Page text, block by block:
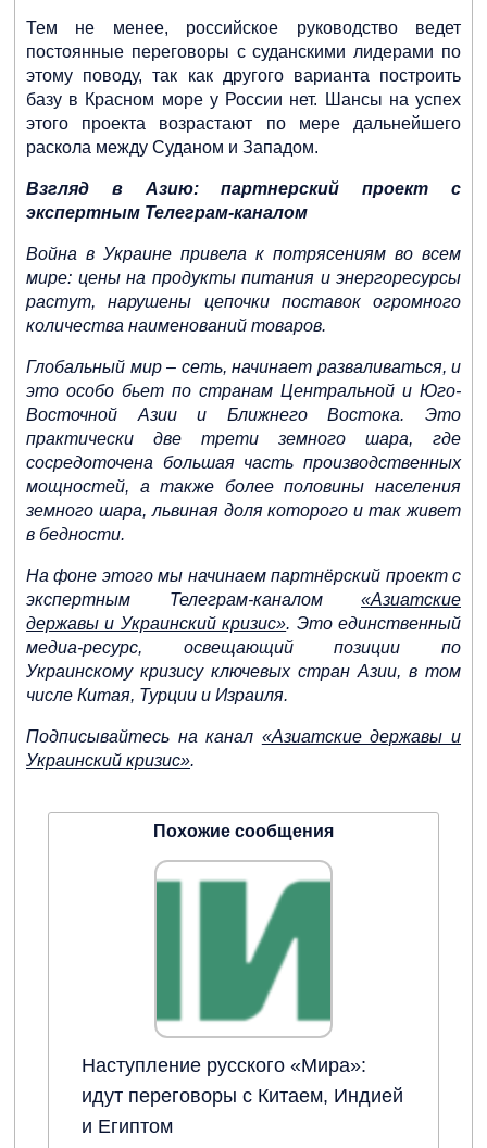
Тем не менее, российское руководство ведет
постоянные переговоры с суданскими лидерами по
этому поводу, так как другого варианта построить
базу в Красном море у России нет. Шансы на успех
этого проекта возрастают по мере дальнейшего
раскола между Суданом и Западом.
Взгляд в Азию: партнерский проект с
экспертным Телеграм-каналом
Война в Украине привела к потрясениям во всем
мире: цены на продукты питания и энергоресурсы
растут, нарушены цепочки поставок огромного
количества наименований товаров.
Глобальный мир – сеть, начинает разваливаться, и
это особо бьет по странам Центральной и Юго-
Восточной Азии и Ближнего Востока. Это
практически две трети земного шара, где
сосредоточена большая часть производственных
мощностей, а также более половины населения
земного шара, львиная доля которого и так живет
в бедности.
На фоне этого мы начинаем партнёрский проект с
экспертным Телеграм-каналом «Азиатские
державы и Украинский кризис». Это единственный
медиа-ресурс, освещающий позиции по
Украинскому кризису ключевых стран Азии, в том
числе Китая, Турции и Израиля.
Подписывайтесь на канал «Азиатские державы и
Украинский кризис».
Похожие сообщения
WSJ: главы России и КНР могут
встретиться в Самарканде, не
дожидаясь саммита на Бали
Финляндия и Швеция обсудят с
НАТО
В Европу через Китай: российский
Россия на Латинскую Америку